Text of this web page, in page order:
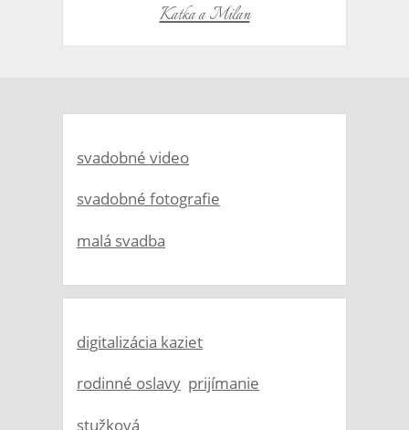
Katka a Milan
svadobné video
svadobné fotografie
malá svadba
digitalizácia kaziet
rodinné oslavy prijímanie
stužková